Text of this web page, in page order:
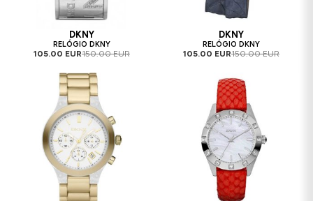
DKNY
RELÓGIO DKNY
105.00 EUR150.00 EUR
DKNY
RELÓGIO DKNY
105.00 EUR150.00 EUR